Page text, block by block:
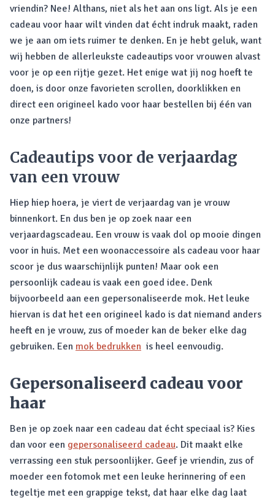
vriendin? Nee! Althans, niet als het aan ons ligt. Als je een
cadeau voor haar wilt vinden dat écht indruk maakt, raden
we je aan om iets ruimer te denken. En je hebt geluk, want
wij hebben de allerleukste cadeautips voor vrouwen alvast
voor je op een rijtje gezet. Het enige wat jij nog hoeft te
doen, is door onze favorieten scrollen, doorklikken en
direct een origineel kado voor haar bestellen bij één van
onze partners!
Cadeautips voor de verjaardag
van een vrouw
Hiep hiep hoera, je viert de verjaardag van je vrouw
binnenkort. En dus ben je op zoek naar een
verjaardagscadeau. Een vrouw is vaak dol op mooie dingen
voor in huis. Met een woonaccessoire als cadeau voor haar
scoor je dus waarschijnlijk punten! Maar ook een
persoonlijk cadeau is vaak een goed idee. Denk
bijvoorbeeld aan een gepersonaliseerde mok. Het leuke
hiervan is dat het een origineel kado is dat niemand anders
heeft en je vrouw, zus of moeder kan de beker elke dag
gebruiken. Een mok bedrukken is heel eenvoudig.
Gepersonaliseerd cadeau voor
haar
Ben je op zoek naar een cadeau dat écht speciaal is? Kies
dan voor een gepersonaliseerd cadeau. Dit maakt elke
verrassing een stuk persoonlijker. Geef je vriendin, zus of
moeder een fotomok met een leuke herinnering of een
tegeltje met een grappige tekst, dat haar elke dag laat